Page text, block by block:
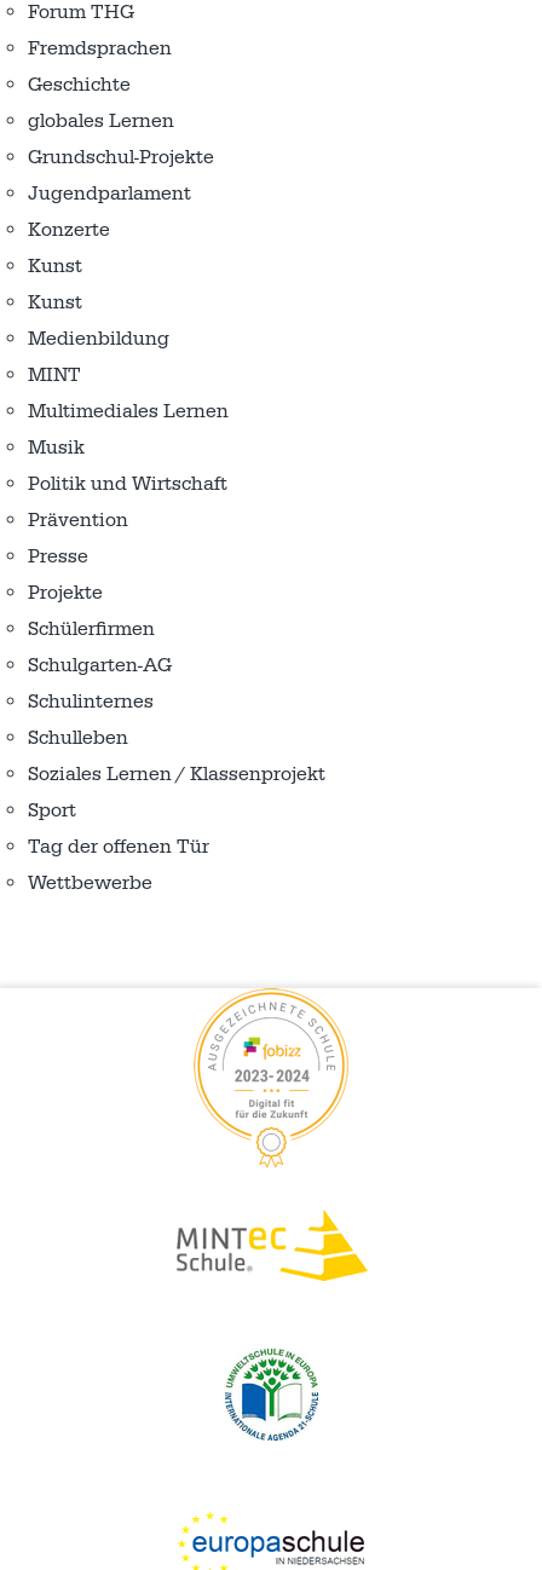
Forum THG
Fremdsprachen
Geschichte
globales Lernen
Grundschul-Projekte
Jugendparlament
Konzerte
Kunst
Kunst
Medienbildung
MINT
Multimediales Lernen
Musik
Politik und Wirtschaft
Prävention
Presse
Projekte
Schülerfirmen
Schulgarten-AG
Schulinternes
Schulleben
Soziales Lernen / Klassenprojekt
Sport
Tag der offenen Tür
Wettbewerbe